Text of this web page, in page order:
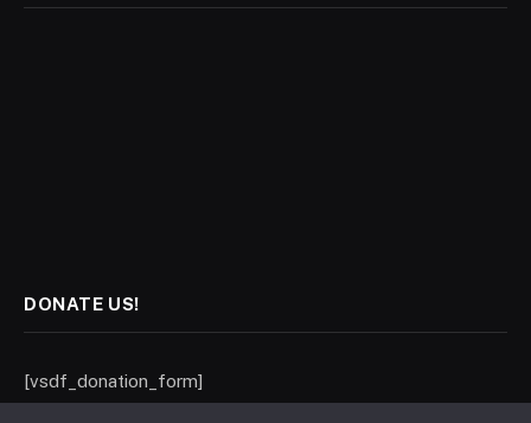
DONATE US!
[vsdf_donation_form]